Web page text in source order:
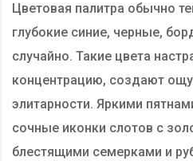
Цветовая палитра обычно
глубокие синие, черные,
случайно. Такие цвета
концентрацию, создают
элитарности. Яркими
сочные иконки слотов с
блестящими семерками и